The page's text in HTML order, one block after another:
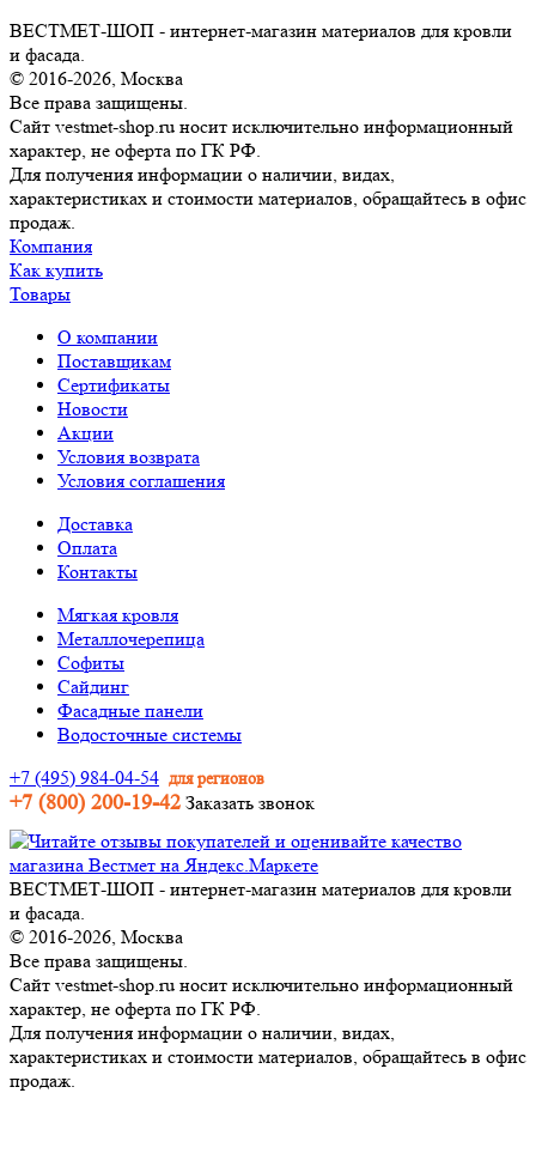
ВЕСТМЕТ-ШОП - интернет-магазин материалов для кровли
и фасада.
© 2016-2026, Москва
Все права защищены.
Сайт vestmet-shop.ru носит исключительно информационный
характер, не оферта по ГК РФ.
Для получения информации о наличии, видах,
характеристиках и стоимости материалов, обращайтесь в офис
продаж.
Компания
Как купить
Товары
О компании
Поставщикам
Сертификаты
Новости
Акции
Условия возврата
Условия соглашения
Доставка
Оплата
Контакты
Мягкая кровля
Металлочерепица
Софиты
Сайдинг
Фасадные панели
Водосточные системы
+7 (495) 984-04-54 для регионов
+7 (800) 200-19-42 Заказать звонок
ВЕСТМЕТ-ШОП - интернет-магазин материалов для кровли
и фасада.
© 2016-2026, Москва
Все права защищены.
Сайт vestmet-shop.ru носит исключительно информационный
характер, не оферта по ГК РФ.
Для получения информации о наличии, видах,
характеристиках и стоимости материалов, обращайтесь в офис
продаж.